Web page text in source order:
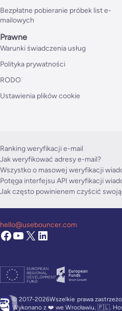
Bezpłatne pobieranie próbek list e-
mailowych
Prawne
Warunki świadczenia usług
Polityka prywatności
RODO
Ustawienia plików cookie
Ranking weryfikacji e-mail
Jak weryfikować adresy e-mail?
Wszystko o masowej weryfikacji
Potęga interfejsu API weryfikacji
Jak często powinienem czyścić
© 2017-2026Wszelkie prawa
Wykonano z ❤️ we Wrocławiu, 🇵🇱.
hello@usebouncer.com